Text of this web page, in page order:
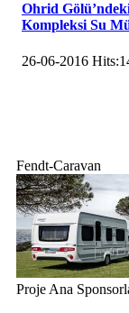
Ohrid
Kompleksi Su
26-06-2016 Hits:
Fendt-Caravan
Proje Ana